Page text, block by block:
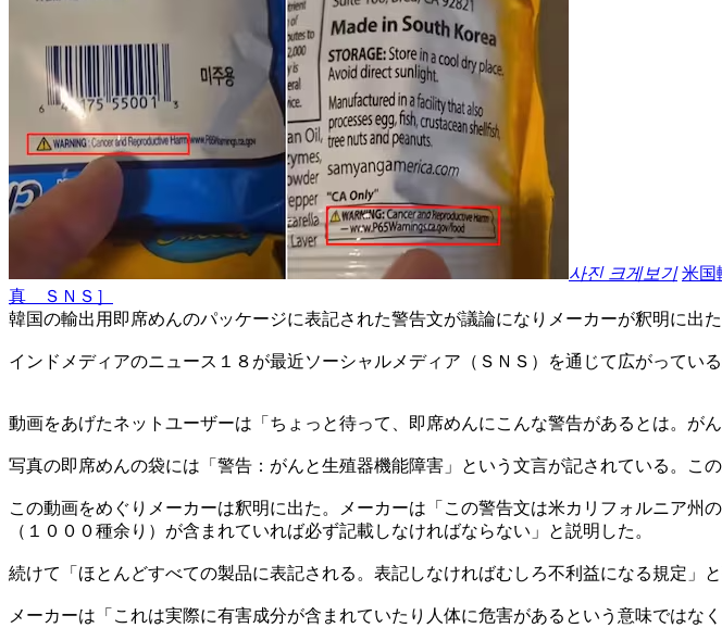
사진 크게보기 米国
真 ＳＮＳ］
韓国の輸出用即席めんのパッケージに表記された警告文が議論になりメーカーが釈明に出た
インドメディアのニュース１８が最近ソーシャルメディア（ＳＮＳ）を通じて広がってい
動画をあげたネットユーザーは「ちょっと待って、即席めんにこんな警告があるとは。
写真の即席めんの袋には「警告：がんと生殖器機能障害」という文言が記されている。こ
この動画をめぐりメーカーは釈明に出た。メーカーは「この警告文は米カリフォルニア
（１０００種余り）が含まれていれば必ず記載しなければならない」と説明した。
続けて「ほとんどすべての製品に表記される。表記しなければむしろ不利益になる規定」と
メーカーは「これは実際に有害成分が含まれていたり人体に危害があるという意味では